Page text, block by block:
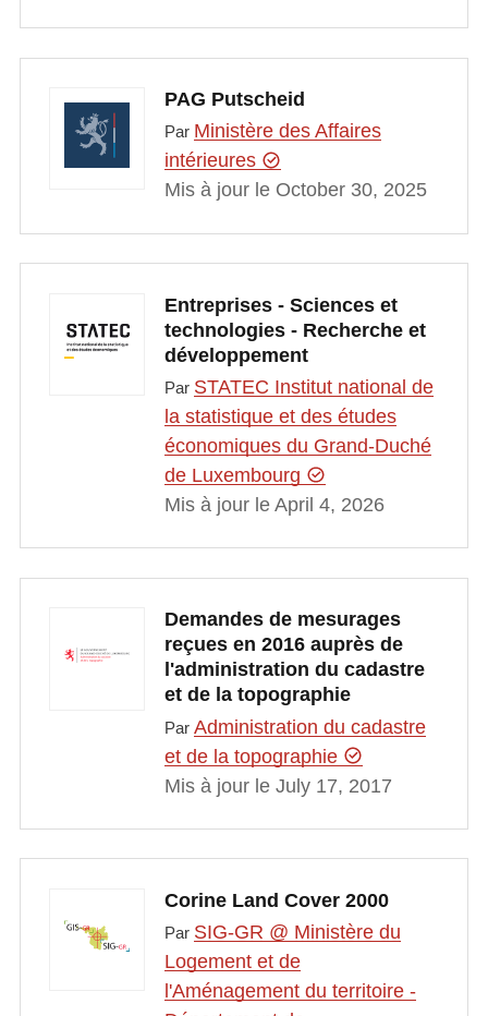
PAG Putscheid
Par Ministère des Affaires
intérieures
Mis à jour le October 30, 2025
Entreprises - Sciences et
technologies - Recherche et
développement
Par STATEC Institut national de
la statistique et des études
économiques du Grand-Duché
de Luxembourg
Mis à jour le April 4, 2026
Demandes de mesurages
reçues en 2016 auprès de
l'administration du cadastre
et de la topographie
Par Administration du cadastre
et de la topographie
Mis à jour le July 17, 2017
Corine Land Cover 2000
Par SIG-GR @ Ministère du
Logement et de
l'Aménagement du territoire -